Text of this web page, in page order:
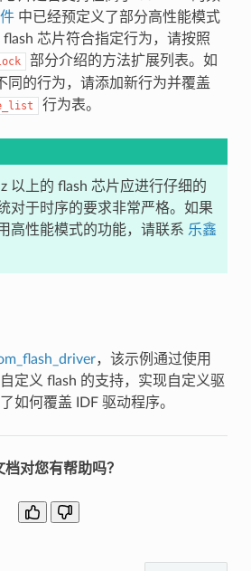
中已经预定义了部分高性能模式
flash 芯片符合指定行为，请按照
部分介绍的方法扩展列表。如
同的行为，请添加新行为并覆盖
行为表。
以上的 flash 芯片应进行仔细的
对于时序的要求非常严格。如果
高性能模式的功能，请联系 乐鑫
，该示例通过使用
定义 flash 的支持，实现自定义驱
如何覆盖 IDF 驱动程序。
档对您有帮助吗？